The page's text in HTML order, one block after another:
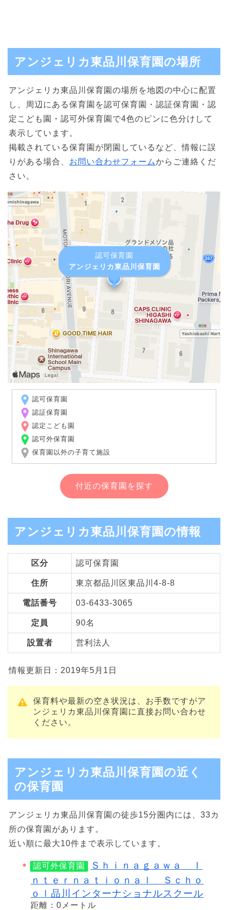
アンジェリカ東品川保育園の場所
アンジェリカ東品川保育園の場所を地図の中心に配置
し、周辺にある保育園を認可保育園・認証保育園・認
定こども園・認可外保育園で4色のピンに色分けして
表示しています。
掲載されている保育園が閉園しているなど、情報に誤
りがある場合、 お問い合わせフォームからご連絡くだ
さい。
認可保育園
アンジェリカ東品川保育園
認可保育園
認証保育園
認定こども園
認可外保育園
保育園以外の子育て施設
付近の保育園を探す
アンジェリカ東品川保育園の情報
区分 認可保育園
住所 東京都品川区東品川4-8-8
電話番号 03-6433-3065
定員 90名
設置者 営利法人
情報更新日：2019年5月1日
保育料や最新の空き状況は、お手数ですがア
ンジェリカ東品川保育園に直接お問い合わせ
ください。
アンジェリカ東品川保育園の近く
の保育園
アンジェリカ東品川保育園の徒歩15分圏内には、33カ
所の保育園があります。
近い順に最大10件まで表示しています。
認可外保育園
Ｓｈｉｎａｇａｗａ Ｉ
ｎｔｅｒｎａｔｉｏｎａｌ Ｓｃｈｏ
ｏｌ品川インターナショナルスクール
距離：0メートル